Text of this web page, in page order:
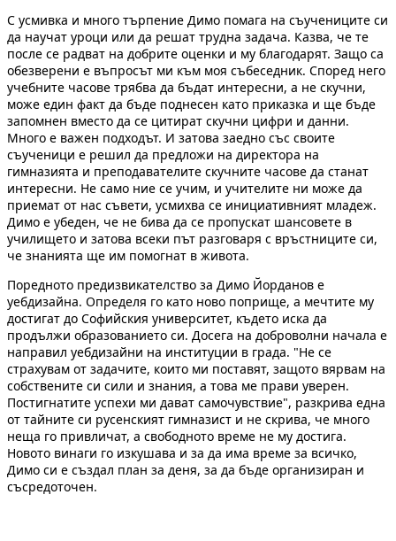
С усмивка и много търпение Димо помага на съучениците си
да научат уроци или да решат трудна задача. Казва, че те
после се радват на добрите оценки и му благодарят. Защо са
обезверени е въпросът ми към моя събеседник. Според него
учебните часове трябва да бъдат интересни, а не скучни,
може един факт да бъде поднесен като приказка и ще бъде
запомнен вместо да се цитират скучни цифри и данни.
Много е важен подходът. И затова заедно със своите
съученици е решил да предложи на директора на
гимназията и преподавателите скучните часове да станат
интересни. Не само ние се учим, и учителите ни може да
приемат от нас съвети, усмихва се инициативният младеж.
Димо е убеден, че не бива да се пропускат шансовете в
училището и затова всеки път разговаря с връстниците си,
че знанията ще им помогнат в живота.
Поредното предизвикателство за Димо Йорданов е
уебдизайна. Определя го като ново поприще, а мечтите му
достигат до Софийския университет, където иска да
продължи образованието си. Досега на доброволни начала е
направил уебдизайни на институции в града. "Не се
страхувам от задачите, които ми поставят, защото вярвам на
собствените си сили и знания, а това ме прави уверен.
Постигнатите успехи ми дават самочувствие", разкрива една
от тайните си русенският гимназист и не скрива, че много
неща го привличат, а свободното време не му достига.
Новото винаги го изкушава и за да има време за всичко,
Димо си е създал план за деня, за да бъде организиран и
съсредоточен.